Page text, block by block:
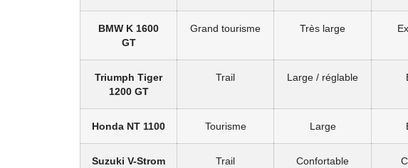
BMW K 1600
GT
Grand tourisme Très large
Triumph Tiger
1200 GT
Trail Large / réglable
Honda NT 1100 Tourisme Large
Suzuki V-Strom
Trail Confortable